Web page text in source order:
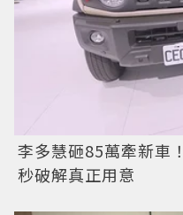
李多慧砸85萬牽新
秒破解真正用意